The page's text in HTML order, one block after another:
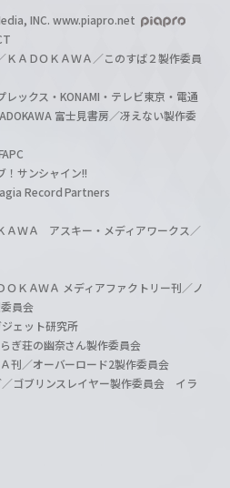
INC. www.piapro.net
ＡＤＯＫＡＷＡ／このすば２製作委員
ックス・KONAMI・テレビ東京・電通
富士見書房／冴えない製作委
サンシャイン!!
Record Partners
ＡＷＡ アスキー・メディアワークス／
ＫＡＷＡ メディアファクトリー刊／ノ
員会
ェット研究所
ぎ荘の幽奈さん製作委員会
刊／オーバーロード2製作委員会
ゴブリンスレイヤー製作委員会 イラ